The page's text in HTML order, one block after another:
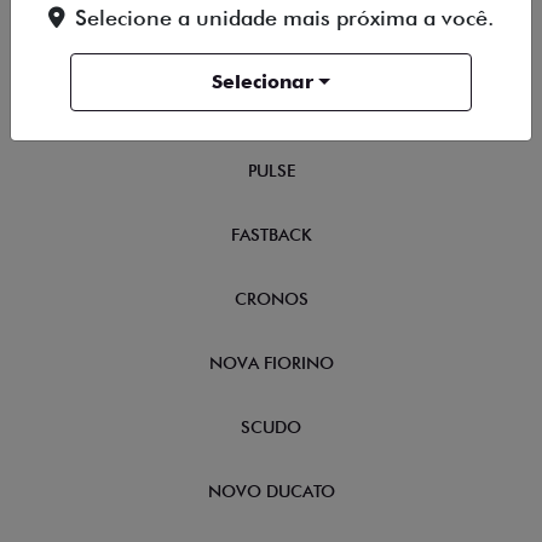
FASTBACK HYBRID
PULSE
FASTBACK
CRONOS
NOVA FIORINO
SCUDO
NOVO DUCATO
Selecione a unidade mais próxima a você.
Selecionar